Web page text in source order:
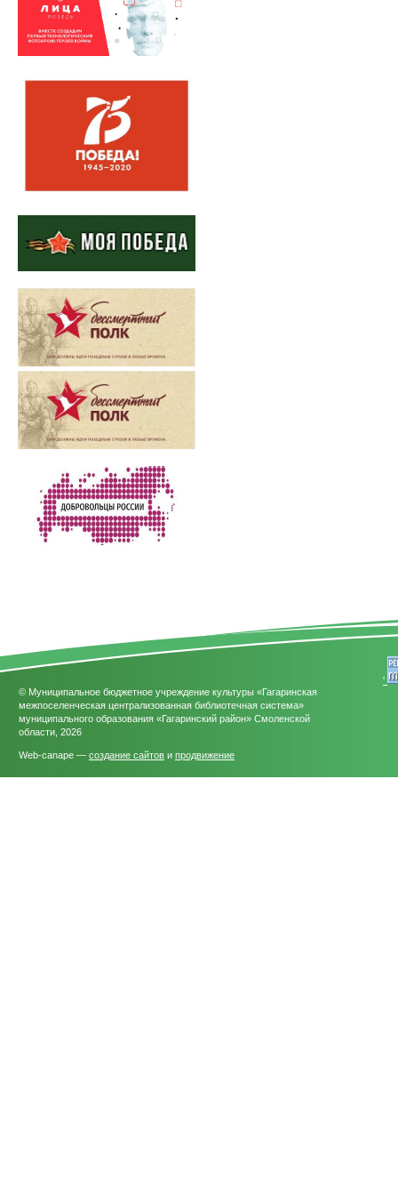
© Муниципальное бюджетное учреждение культуры «Гагаринская
межпоселенческая централизованная библиотечная система»
муниципального образования «Гагаринский район» Смоленской
области, 2026
Web-canape — создание сайтов и продвижение
'